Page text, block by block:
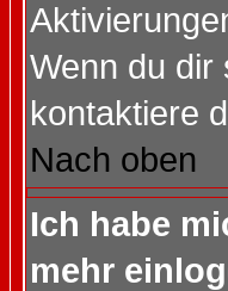
Wenn du dir
kontaktiere
Nach oben
Ich habe
mehr